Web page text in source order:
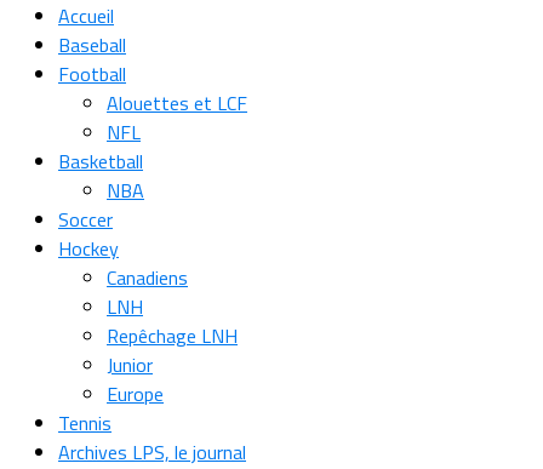
Accueil
Baseball
Football
Alouettes et LCF
NFL
Basketball
NBA
Soccer
Hockey
Canadiens
LNH
Repêchage LNH
Junior
Europe
Tennis
Archives LPS, le journal